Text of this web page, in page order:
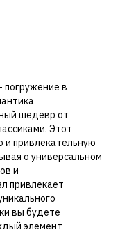
в
шедевр от
Этот
привлекательную
о универсальном
и
привлекает
вы будете
элемент